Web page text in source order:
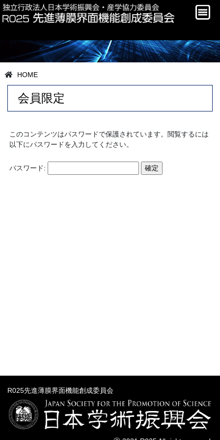
HOME
会員限定
このコンテンツはパスワードで保護されています。閲覧するには
以下にパスワードを入力してください。
パスワード:
R025先進薄膜界面機能創成委員会